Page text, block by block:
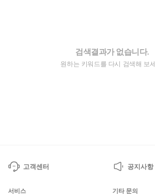
검색결과가 없습니다.
원하는 키워드를 다시 검색해 보
고객센터 공지사항
서비스 기타 문의